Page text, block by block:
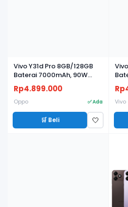
Vivo Y31d Pro 8GB/128GB
Baterai 7000mAh, 90W
FlashCharge, Kamera 50MP
Rp4.899.000
Oppo ✅ Ada
🛒 Beli 🤍
Vivo